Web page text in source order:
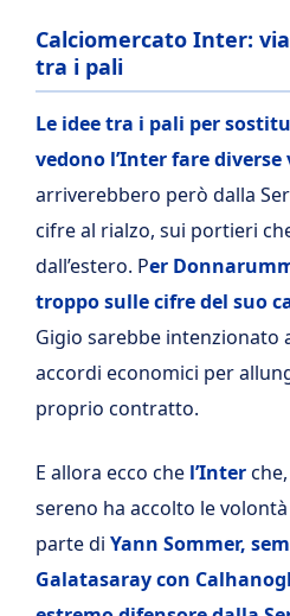
Calciomercato Inter:
tra i pali
Le idee tra i pali per
vedono l’Inter fare
arriverebbero però dalla
cifre al rialzo, sui portieri
dall’estero. Per
troppo sulle cifre del suo
Gigio sarebbe intenzionato
accordi economici per
proprio contratto.
E allora ecco che l’Inter
sereno ha accolto le
parte di Yann Sommer,
Galatasaray con